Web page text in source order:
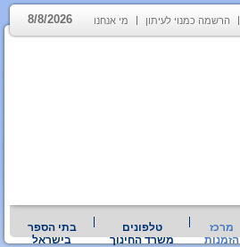
הרשמה כמנוי לעיתון מי אנחנו 8/8/2026
מרכז
הזמנות
טלפונים
משרד החינוך
בתי הספר
בישראל